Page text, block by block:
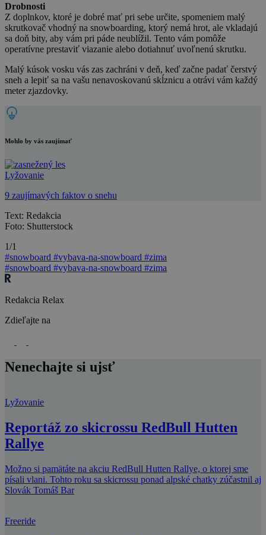
Drobnosti
Z doplnkov, ktoré je dobré mať pri sebe určite, spomeniem malý
skrutkovač vhodný na snowboarding, ktorý nemá hrot, ale vkladajú
sa doň bity, aby vám pri páde neublížil. Tento vám pomôže
operatívne prestaviť viazanie alebo dotiahnuť uvoľnenú skrutku.
Malý kúsok vosku vás zas zachráni v deň, keď začne padať čerstvý
sneh a lepiť sa na vašu nenavoskovanú skĺznicu a otrávi vám každý
meter zjazdovky.
Mohlo by vás zaujímať
Lyžovanie
9 zaujímavých faktov o snehu
Text: Redakcia
Foto: Shutterstock
1/1
#snowboard #vybava-na-snowboard #zima
#snowboard #vybava-na-snowboard #zima
Redakcia Relax
Zdieľajte na
Nenechajte si ujsť
Lyžovanie
Reportáž zo skicrossu RedBull Hutten
Rallye
Možno si pamätáte na akciu RedBull Hutten Rallye, o ktorej sme
písali vlani. Tohto roku sa skicrossu ponad alpské chatky zúčastnil aj
Slovák Tomáš Bar
Freeride